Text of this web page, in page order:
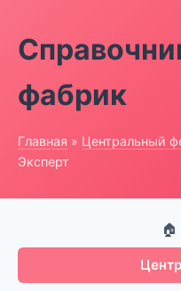
фабрик
Главная » Центральный
Эксперт
🏠